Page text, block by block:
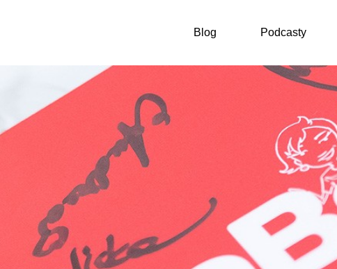
Blog Podcasty